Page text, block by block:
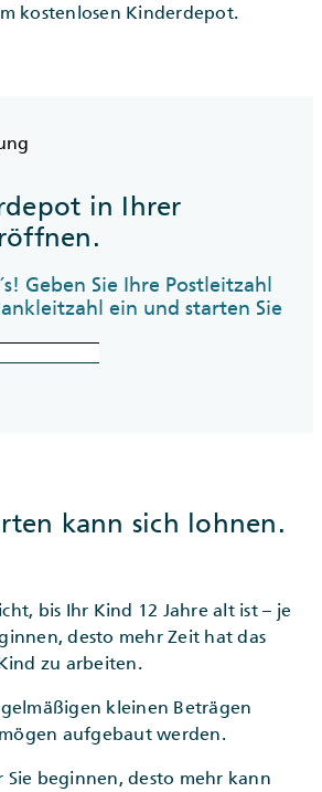
kostenlosen Kinderdepot.
in Ihrer
Geben Sie Ihre Postleitzahl
ein und starten Sie
kann sich lohnen.
bis Ihr Kind 12 Jahre alt ist – je
desto mehr Zeit hat das
zu arbeiten.
kleinen Beträgen
aufgebaut werden.
Sie beginnen, desto mehr kann